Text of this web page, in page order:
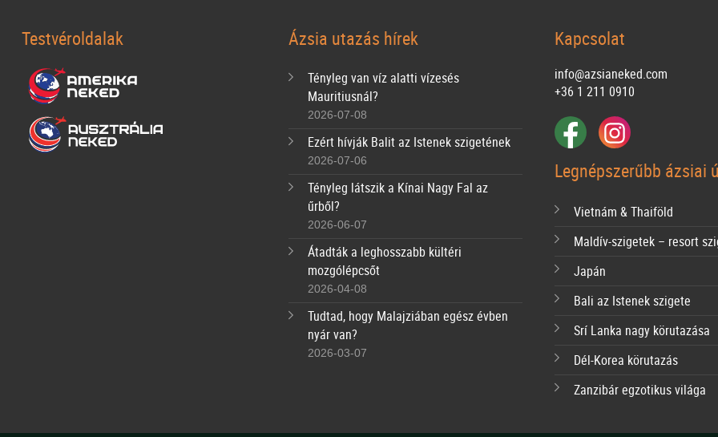
Testvéroldalak Ázsia utazás hírek
Tényleg van víz alatti vízesés
Mauritiusnál?
2026-07-08
Ezért hívják Balit az Istenek szigetének
2026-07-06
Tényleg látszik a Kínai Nagy Fal az
űrből?
2026-06-07
Átadták a leghosszabb kültéri
mozgólépcsőt
2026-04-08
Tudtad, hogy Malajziában egész évben
nyár van?
2026-03-07
Kapcsolat
info@azsianeked.com
+36 1 211 0910
Legnépszerűbb ázsiai
Vietnám & Thaiföld
Maldív-szigetek – resort
Japán
Bali az Istenek szigete
Srí Lanka nagy körutazása
Dél-Korea körutazás
Zanzibár egzotikus világa